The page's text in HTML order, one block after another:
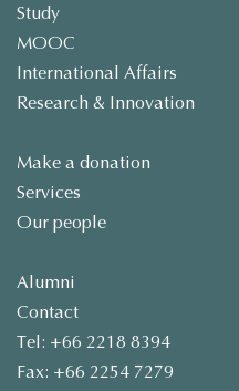
Study
MOOC
International Affairs
Research & Innovation
Make a donation
Services
Our people
Alumni
Contact
Tel: +66 2218 8394
Fax: +66 2254 7279